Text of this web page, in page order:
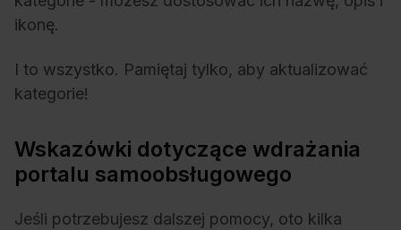
ikonę.
I to wszystko. Pamiętaj tylko, aby aktualizować
kategorie!
Wskazówki dotyczące wdrażania
portalu samoobsługowego
Jeśli potrzebujesz dalszej pomocy, oto kilka